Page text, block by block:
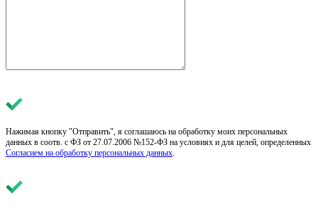
Нажимая кнопку "Отправить", я соглашаюсь на обработку моих персональных
данных в соотв. с ФЗ от 27.07.2006 №152-ФЗ на условиях и для целей, определенных
Согласием на обработку персональных данных.